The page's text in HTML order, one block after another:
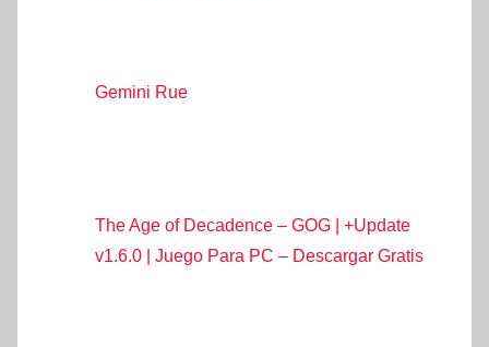
Gemini Rue
The Age of Decadence – GOG | +Update
v1.6.0 | Juego Para PC – Descargar Gratis